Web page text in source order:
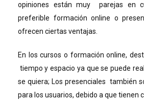
opiniones están muy parejas en
preferible formación online o
ofrecen ciertas ventajas.
En los cursos o formación online,
tiempo y espacio ya que se puede
se quiera; Los presenciales también
para los usuarios, debido a que tienen